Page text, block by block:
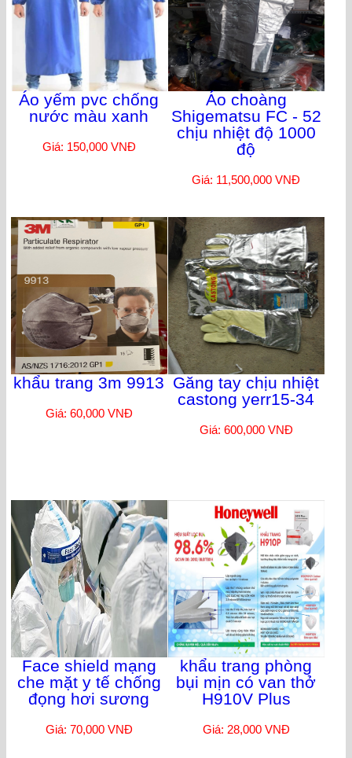
Áo yếm pvc chống
nước màu xanh
Giá: 150,000 VNĐ
Áo choàng
Shigematsu FC - 52
chịu nhiệt độ 1000
độ
Giá: 11,500,000 VNĐ
khẩu trang 3m 9913
Giá: 60,000 VNĐ
Găng tay chịu nhiệt
castong yerr15-34
Giá: 600,000 VNĐ
Face shield mạng
che mặt y tế chống
đọng hơi sương
Giá: 70,000 VNĐ
khẩu trang phòng
bụi mịn có van thở
H910V Plus
Giá: 28,000 VNĐ